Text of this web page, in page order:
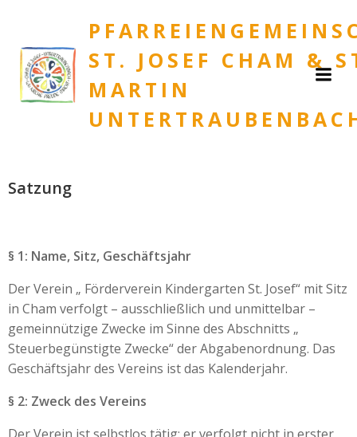
Inhalt
ST. JOSEF CHAM &
MARTIN
Satzung
§ 1: Name, Sitz, Geschäftsjahr
Der Verein „ Förderverein Kindergarten St. Josef“ mit Sitz
in Cham verfolgt – ausschließlich und unmittelbar –
gemeinnützige Zwecke im Sinne des Abschnitts „
Steuerbegünstigte Zwecke“ der Abgabenordnung. Das
Geschäftsjahr des Vereins ist das Kalenderjahr.
§ 2: Zweck des Vereins